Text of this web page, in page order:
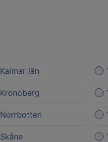
Kalmar län
Kronoberg
Norrbotten
Skåne